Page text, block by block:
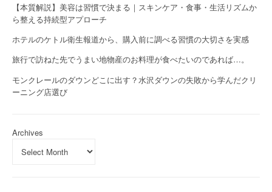
【本質解説】美容は習慣で決まる｜スキンケア・食事・生活リズムか
ら整える持続型アプローチ
ホテルのケトル衛生報道から、購入前に調べる習慣の大切さを実感
旅行で訪ねた先でうまい地物産のお料理が食べたいのであれば…。
モンクレールのダウンどこに出す？水沢ダウンの失敗から学んだクリ
ーニング店選び
Archives